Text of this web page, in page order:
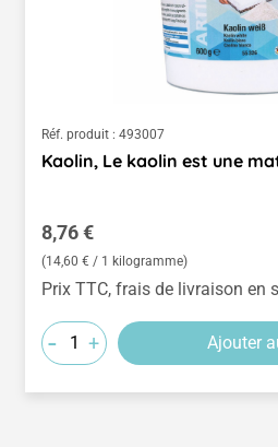
Réf. produit : 493007
Kaolin, Le kaolin est une
Prix régulier :
8,76 €
(14,60 € / 1 kilogramme)
Prix TTC, frais de livraison en
- + Ajouter